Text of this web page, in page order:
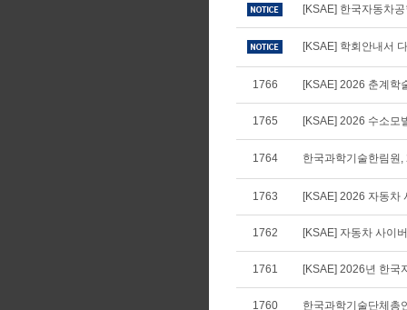
[KSAE] 한국자동차
[KSAE] 학회안내서
1766 [KSAE] 2026 춘계학
1765 [KSAE] 2026 수소모
1764 한국과학기술한림원
1763 [KSAE] 2026 자동차
1762 [KSAE] 자동차 사이
1761 [KSAE] 2026년 한국
1760 한국과학기술단체총